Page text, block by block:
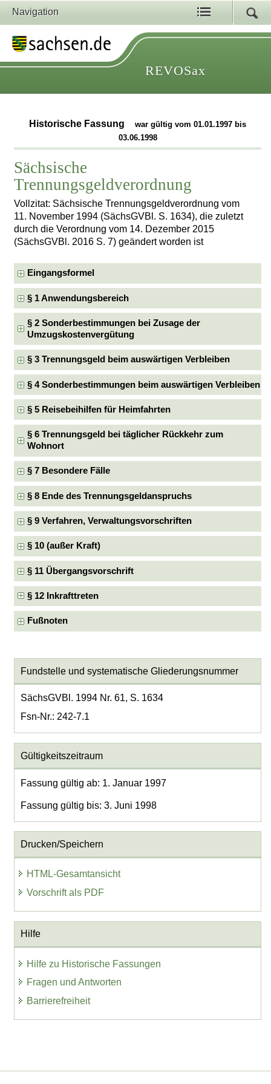
Navigation
REVOSax
Historische Fassung
war gültig vom 01.01.1997 bis
03.06.1998
Sächsische
Trennungsgeldverordnung
Vollzitat: Sächsische Trennungsgeldverordnung vom
11. November 1994 (SächsGVBl. S. 1634), die zuletzt
durch die Verordnung vom 14. Dezember 2015
(SächsGVBl. 2016 S. 7) geändert worden ist
Eingangsformel
§ 1 Anwendungsbereich
§ 2 Sonderbestimmungen bei Zusage der
Umzugskostenvergütung
§ 3 Trennungsgeld beim auswärtigen Verbleiben
§ 4 Sonderbestimmungen beim auswärtigen Verbleiben
§ 5 Reisebeihilfen für Heimfahrten
§ 6 Trennungsgeld bei täglicher Rückkehr zum
Wohnort
§ 7 Besondere Fälle
§ 8 Ende des Trennungsgeldanspruchs
§ 9 Verfahren, Verwaltungsvorschriften
§ 10 (außer Kraft)
§ 11 Übergangsvorschrift
§ 12 Inkrafttreten
Fußnoten
Fundstelle und systematische Gliederungsnummer
SächsGVBl. 1994 Nr. 61, S. 1634
Fsn-Nr.: 242-7.1
Gültigkeitszeitraum
Fassung gültig ab: 1. Januar 1997
Fassung gültig bis: 3. Juni 1998
Drucken/Speichern
HTML-Gesamtansicht
Vorschrift als PDF
Hilfe
Hilfe zu Historische Fassungen
Fragen und Antworten
Barrierefreiheit